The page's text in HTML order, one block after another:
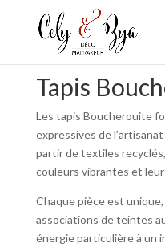
Tapis
Les tapis Boucherouite
expressives de l’artisanat
partir de textiles
couleurs vibrantes et
Chaque pièce est
associations de teintes
énergie particulière à un